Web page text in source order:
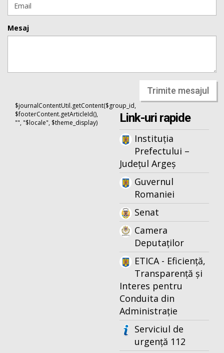
Mesaj
Trimite mesajul
$journalContentUtil.getContent($group_id,
$footerContent.getArticleId(),
"", "$locale", $theme_display)
Link-uri rapide
Instituția
Prefectului –
Județul Argeș
Guvernul
Romaniei
Senat
Camera
Deputaților
ETICA - Eficiență,
Transparență și
Interes pentru
Conduita din
Administrație
Serviciul de
urgență 112